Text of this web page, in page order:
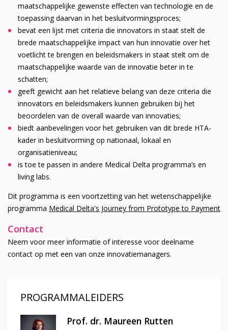
maatschappelijke gewenste effecten van technologie en de
toepassing daarvan in het besluitvormingsproces;
bevat een lijst met criteria die innovators in staat stelt de
brede maatschappelijke impact van hun innovatie over het
voetlicht te brengen en beleidsmakers in staat stelt om de
maatschappelijke waarde van de innovatie beter in te
schatten;
geeft gewicht aan het relatieve belang van deze criteria die
innovators en beleidsmakers kunnen gebruiken bij het
beoordelen van de overall waarde van innovaties;
biedt aanbevelingen voor het gebruiken van dit brede HTA-
kader in besluitvorming op nationaal, lokaal en
organisatieniveau;
is toe te passen in andere Medical Delta programma’s en
living labs.
Dit programma is een voortzetting van het wetenschappelijke
programma Medical Delta's Journey from Prototype to Payment
Contact
Neem voor meer informatie of interesse voor deelname
contact op met een van onze innovatiemanagers.
PROGRAMMALEIDERS
Prof. dr. Maureen Rutten